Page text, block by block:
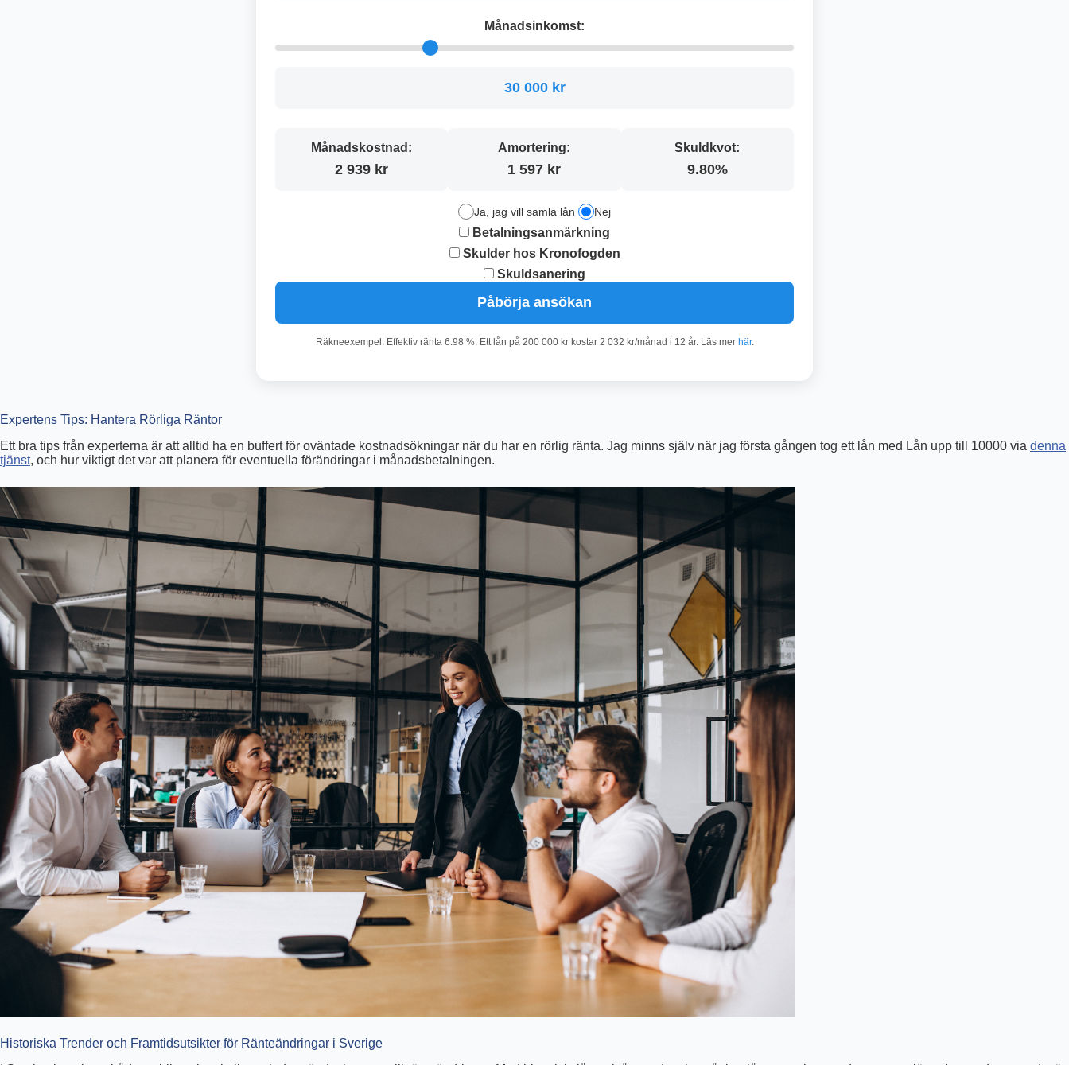
Månadsinkomst:
30 000 kr
Månadskostnad:
2 939 kr
Amortering:
1 597 kr
Skuldkvot:
9.80%
Ja, jag vill samla lån Nej
Betalningsanmärkning
Skulder hos Kronofogden
Skuldsanering
Påbörja ansökan
Räkneexempel: Effektiv ränta 6.98 %. Ett lån på 200 000 kr kostar 2 032 kr/månad i 12 år. Läs mer här.
Expertens Tips: Hantera Rörliga Räntor
Ett bra tips från experterna är att alltid ha en buffert för oväntade kostnadsökningar när du har en rörlig ränta. Jag minns själv när jag första gången tog ett lån med Lån upp till 10000 via denna
tjänst, och hur viktigt det var att planera för eventuella förändringar i månadsbetalningen.
Historiska Trender och Framtidsutsikter för Ränteändringar i Sverige